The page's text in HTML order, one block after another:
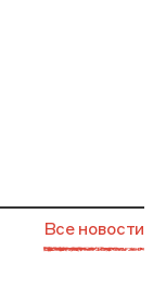
Все новости